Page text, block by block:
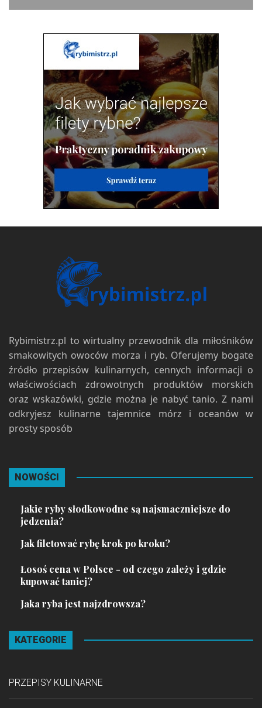
Rybimistrz.pl to wirtualny przewodnik dla miłośników
smakowitych owoców morza i ryb. Oferujemy bogate
źródło przepisów kulinarnych, cennych informacji o
właściwościach zdrowotnych produktów morskich
oraz wskazówki, gdzie można je nabyć tanio. Z nami
odkryjesz kulinarne tajemnice mórz i oceanów w
prosty sposób
NOWOŚCI
Jakie ryby słodkowodne są najsmaczniejsze do
jedzenia?
Jak filetować rybę krok po kroku?
Łosoś cena w Polsce - od czego zależy i gdzie
kupować taniej?
Jaka ryba jest najzdrowsza?
KATEGORIE
PRZEPISY KULINARNE